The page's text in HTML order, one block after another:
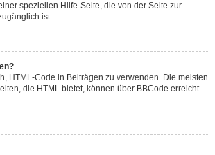
speziellen Hilfe-Seite, die von der Seite zur
ist.
HTML-Code in Beiträgen zu verwenden. Die meisten
die HTML bietet, können über BBCode erreicht